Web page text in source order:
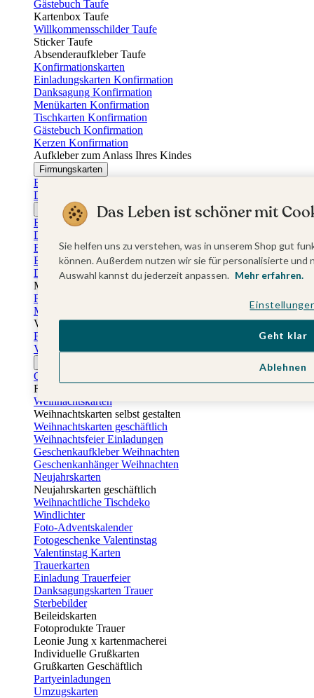
Gästebuch Taufe
Kartenbox Taufe
Willkommensschilder Taufe
Sticker Taufe
Absenderaufkleber Taufe
Konfirmationskarten
Einladungskarten Konfirmation
Danksagung Konfirmation
Menükarten Konfirmation
Tischkarten Konfirmation
Gästebuch Konfirmation
Kerzen Konfirmation
Aufkleber zum Anlass Ihres Kindes
Firmungskarten
Einladungskarten Firmung
Dankeskarten Firmung
Jugendweihekarten
Einladungskarten Jugendweihe
Dankeskarten Jugendweihe
Einschulungskarten
Einladungskarten Einschulung
Danksagung Einschulung
Muttertag
Fotogeschenke Muttertag
Muttertagskarten
Vatertag
Fotogeschenke Vatertag
Vatertagskarten
Osterkarten
Fotogeschenke zu Ostern
Weihnachtskarten
Weihnachtskarten selbst gestalten
Weihnachtskarten geschäftlich
Weihnachtsfeier Einladungen
Geschenkaufkleber Weihnachten
Geschenkanhänger Weihnachten
Neujahrskarten
Neujahrskarten geschäftlich
Weihnachtliche Tischdeko
Windlichter
Foto-Adventskalender
Fotogeschenke Valentinstag
Valentinstag Karten
Trauerkarten
Einladung Trauerfeier
Danksagungskarten Trauer
Sterbebilder
Beileidskarten
Fotoprodukte Trauer
Leonie Jung x kartenmacherei
Individuelle Grußkarten
Grußkarten Geschäftlich
Partyeinladungen
Umzugskarten
Das Leben ist schöner mit
Sie helfen uns zu verstehen, was in unserem Shop gut
können. Außerdem nutzen wir sie für personalisierte
Auswahl kannst du jederzeit anpassen. Mehr erfahren.
Ablehnen
Geht klar